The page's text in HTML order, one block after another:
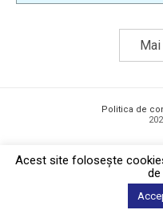
Politica de
Acest site foloseşte
de